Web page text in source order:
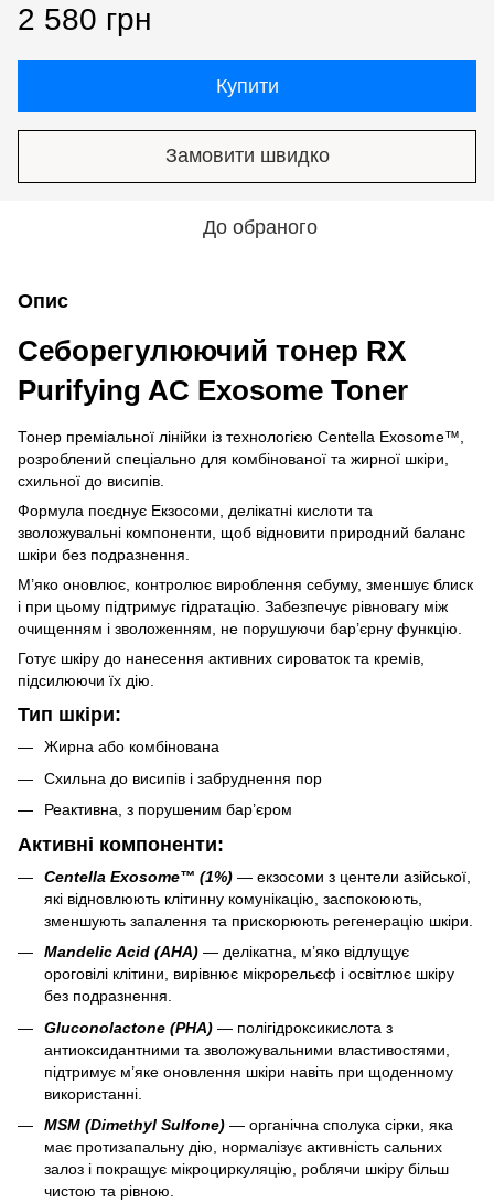
2 580 грн
Купити
Замовити швидко
До обраного
Опис
Себорегулюючий тонер RX
Purifying AC Exosome Toner
Тонер преміальної лінійки із технологією Centella Exosome™,
розроблений спеціально для комбінованої та жирної шкіри,
схильної до висипів.
Формула поєднує Екзосоми, делікатні кислоти та
зволожувальні компоненти, щоб відновити природний баланс
шкіри без подразнення.
М’яко оновлює, контролює вироблення себуму, зменшує блиск
і при цьому підтримує гідратацію. Забезпечує рівновагу між
очищенням і зволоженням, не порушуючи бар’єрну функцію.
Готує шкіру до нанесення активних сироваток та кремів,
підсилюючи їх дію.
Тип шкіри:
Жирна або комбінована
Схильна до висипів і забруднення пор
Реактивна, з порушеним бар’єром
Активні компоненти:
Centella Exosome™ (1%) — екзосоми з центели азійської,
які відновлюють клітинну комунікацію, заспокоюють,
зменшують запалення та прискорюють регенерацію шкіри.
Mandelic Acid (AHA) — делікатна, м’яко відлущує
ороговілі клітини, вирівнює мікрорельєф і освітлює шкіру
без подразнення.
Gluconolactone (PHA) — полігідроксикислота з
антиоксидантними та зволожувальними властивостями,
підтримує м’яке оновлення шкіри навіть при щоденному
використанні.
MSM (Dimethyl Sulfone) — органічна сполука сірки, яка
має протизапальну дію, нормалізує активність сальних
залоз і покращує мікроциркуляцію, роблячи шкіру більш
чистою та рівною.